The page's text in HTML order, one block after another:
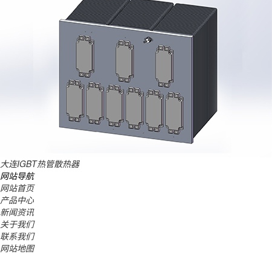
大连IGBT热管散热器
网站导航
网站首页
产品中心
新闻资讯
关于我们
联系我们
网站地图